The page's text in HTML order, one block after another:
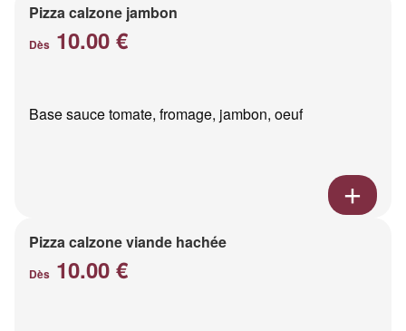
Pizza calzone jambon
Dès 10.00 €
Base sauce tomate, fromage, jambon, oeuf
Pizza calzone viande hachée
Dès 10.00 €